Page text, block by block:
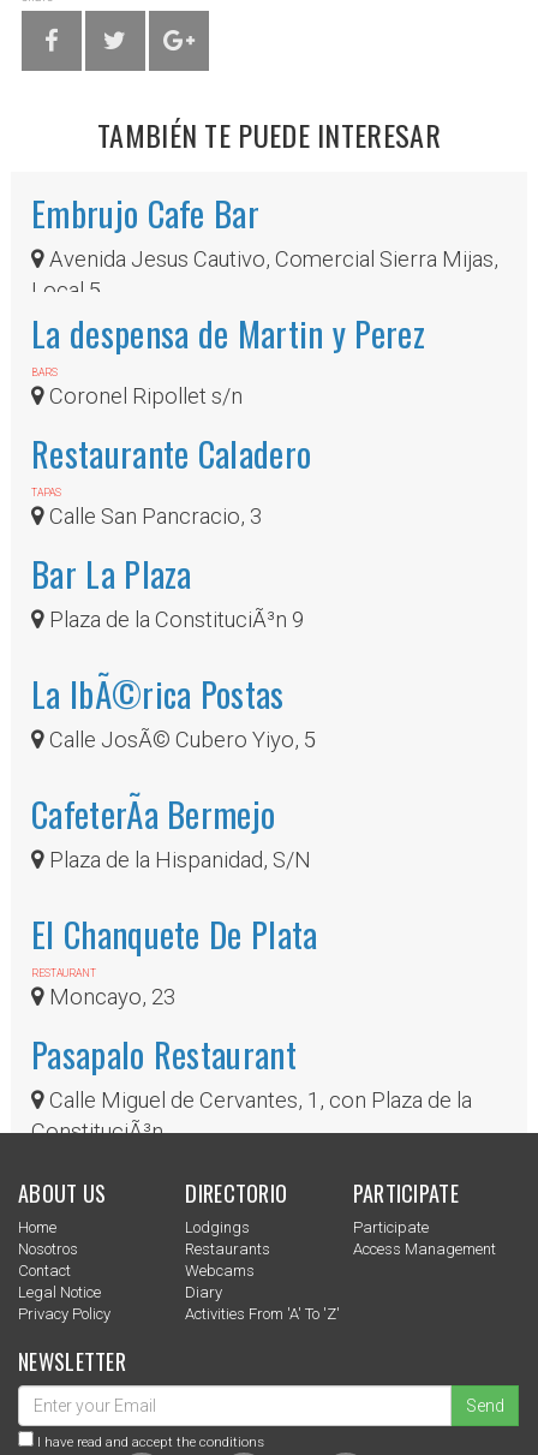
TAMBIÉN TE PUEDE INTERESAR
Embrujo Cafe Bar
Avenida Jesus Cautivo, Comercial Sierra Mijas,
Local 5
La despensa de Martin y Perez
BARS
Coronel Ripollet s/n
Restaurante Caladero
TAPAS
Calle San Pancracio, 3
Bar La Plaza
Plaza de la ConstituciÃ³n 9
La IbÃ©rica Postas
Calle JosÃ© Cubero Yiyo, 5
CafeterÃ­a Bermejo
Plaza de la Hispanidad, S/N
El Chanquete De Plata
RESTAURANT
Moncayo, 23
Pasapalo Restaurant
Calle Miguel de Cervantes, 1, con Plaza de la
ConstituciÃ³n
ABOUT US
Home
Nosotros
Contact
Legal Notice
Privacy Policy
DIRECTORIO
Lodgings
Restaurants
Webcams
Diary
Activities From 'a' To 'z'
PARTICIPATE
Participate
Access Management
NEWSLETTER
Send
I have read and accept the conditions